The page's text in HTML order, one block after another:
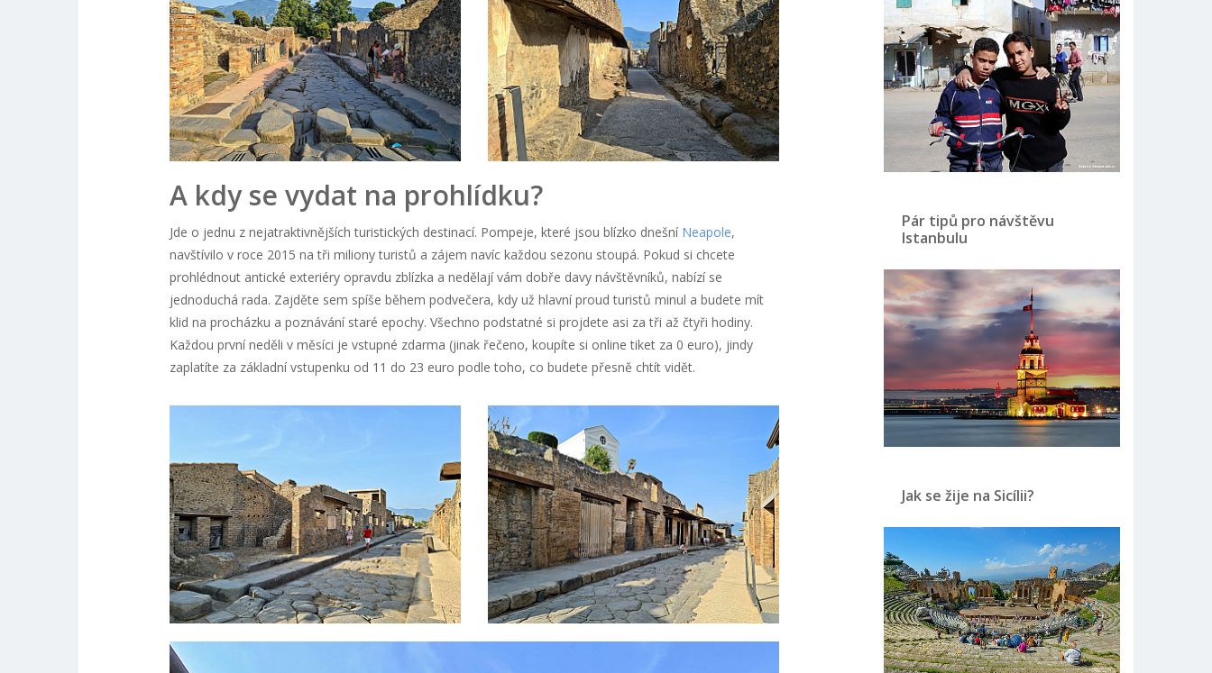
A kdy se vydat na prohlídku?
Jde o jednu z nejatraktivnějších turistických destinací. Pompeje, které jsou blízko dnešní Neapole,
navštívilo v roce 2015 na tři miliony turistů a zájem navíc každou sezonu stoupá. Pokud si chcete
prohlédnout antické exteriéry opravdu zblízka a nedělají vám dobře davy návštěvníků, nabízí se
jednoduchá rada. Zajděte sem spíše během podvečera, kdy už hlavní proud turistů minul a budete mít
klid na procházku a poznávání staré epochy. Všechno podstatné si projdete asi za tři až čtyři hodiny.
Každou první neděli v měsíci je vstupné zdarma (jinak řečeno, koupíte si online tiket za 0 euro), jindy
zaplatíte za základní vstupenku od 11 do 23 euro podle toho, co budete přesně chtít vidět.
Pár tipů pro návštěvu
Istanbulu
Jak se žije na Sicílii?